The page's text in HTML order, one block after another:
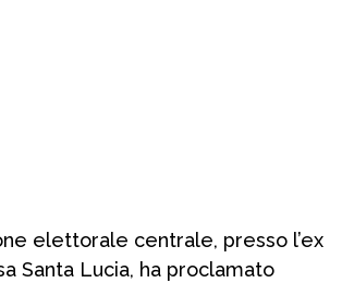
elettorale centrale, presso l’ex
Santa Lucia, ha proclamato